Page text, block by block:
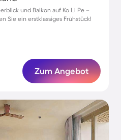
und Balkon auf Ko Li Pe –
Sie ein erstklassiges Frühstück!
Zum Angebot